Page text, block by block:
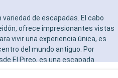
de escapadas. El cabo
ofrece impresionantes vistas
vivir una experiencia única, es
del mundo antiguo. Por
El Pireo, es una escapada